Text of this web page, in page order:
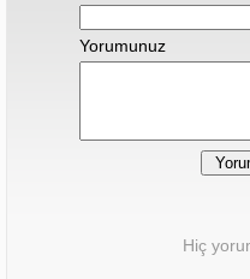
Yorumunuz
Hiç